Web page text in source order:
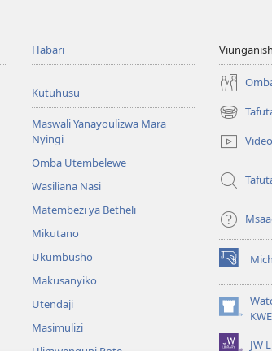
Habari
Kutuhusu
Maswali Yanayoulizwa Mara
Nyingi
Omba Utembelewe
Wasiliana Nasi
Matembezi ya Betheli
Mikutano
Ukumbusho
Makusanyiko
Utendaji
Masimulizi
(opens
new
window)
Video
(opens
new
window)
(opens
new
window)
JW